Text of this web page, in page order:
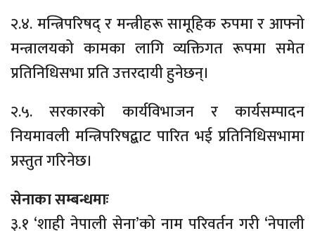
२.४. मन्त्रिपरिषद् र मन्त्रीहरू सामूहिक रुपमा र आफ्नो
मन्त्रालयको कामका लागि व्यक्तिगत रूपमा समेत
प्रतिनिधिसभा प्रति उत्तरदायी हुनेछन्।
२.५. सरकारको कार्यविभाजन र कार्यसम्पादन
नियमावली मन्त्रिपरिषद्बाट पारित भई प्रतिनिधिसभामा
प्रस्तुत गरिनेछ।
सेनाका सम्बन्धमाः
३.१ ‘शाही नेपाली सेना’को नाम परिवर्तन गरी ‘नेपाली